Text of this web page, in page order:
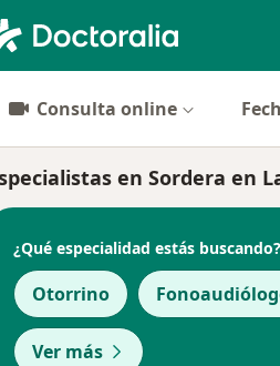
Consulta online
en Sordera en
¿Qué especialidad estás buscando?
Otorrino
Ver más